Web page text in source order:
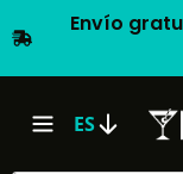
Envío
ES